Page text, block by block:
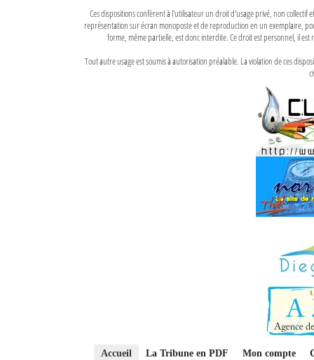
Ces dispositions confèrent à l'utilisateur un droit d'usage privé, non
représentation sur écran monoposte et de reproduction en un exemplaire,
forme, même partielle, est donc interdite. Ce droit est personnel, il
Tout autre usage est soumis à autorisation préalable. La violation de ces
Accueil La Tribune en PDF Mon compte